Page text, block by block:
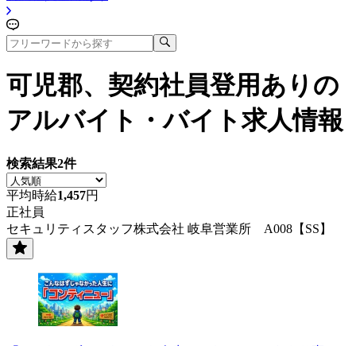
可児郡、契約社員登用あり の
アルバイト・バイト求人情報
検索結果2件
平均時給1,457円
正社員
セキュリティスタッフ株式会社 岐阜営業所 A008【SS】